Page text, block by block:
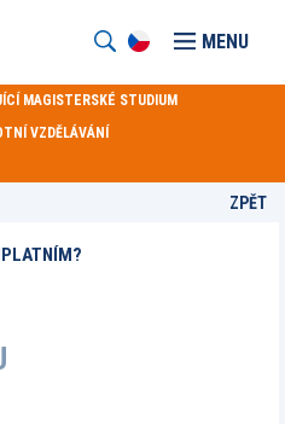
MENU
MAGISTERSKÉ STUDIUM
VZDĚLÁVÁNÍ
ZPĚT